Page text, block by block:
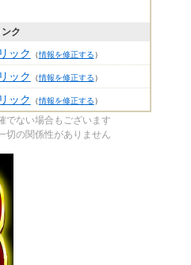
ク
ック （情報を修正する）
ック （情報を修正する）
ック （情報を修正する）
でない場合もございます
切の関係性がありません